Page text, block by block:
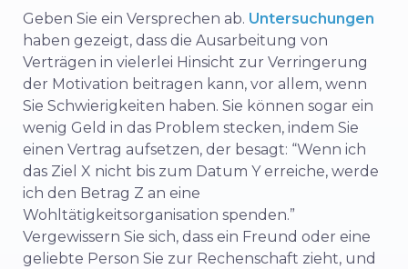
Geben Sie ein Versprechen ab. Untersuchungen
haben gezeigt, dass die Ausarbeitung von
Verträgen in vielerlei Hinsicht zur Verringerung
der Motivation beitragen kann, vor allem, wenn
Sie Schwierigkeiten haben. Sie können sogar ein
wenig Geld in das Problem stecken, indem Sie
einen Vertrag aufsetzen, der besagt: “Wenn ich
das Ziel X nicht bis zum Datum Y erreiche, werde
ich den Betrag Z an eine
Wohltätigkeitsorganisation spenden.”
Vergewissern Sie sich, dass ein Freund oder eine
geliebte Person Sie zur Rechenschaft zieht, und